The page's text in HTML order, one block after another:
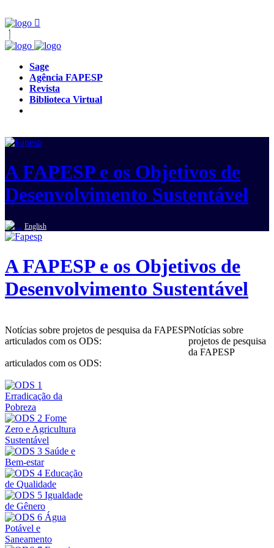
Sage
Agência FAPESP
Revista
Biblioteca Virtual
A FAPESP e os Objetivos de
Desenvolvimento Sustentável
English
A FAPESP e os Objetivos de
Desenvolvimento Sustentável
Notícias sobre projetos de pesquisa da FAPESP
articulados com os ODS:
Notícias sobre
projetos de pesquisa
da FAPESP
articulados com os ODS: